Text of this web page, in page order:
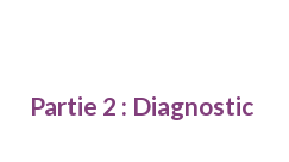
Partie 2 : Diagnostic